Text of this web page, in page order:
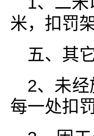
米，扣罚
五、其
2、未
每一处扣